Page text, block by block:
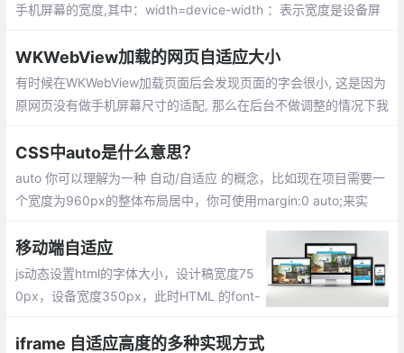
手机屏幕的宽度,其中：width=device-width ：表示宽度是设备屏
WKWebView加载的网页自适应大小
有时候在WKWebView加载页面后会发现页面的字会很小, 这是因为
原网页没有做手机屏幕尺寸的适配, 那么在后台不做调整的情况下我
CSS中auto是什么意思？
auto 你可以理解为一种 自动/自适应 的概念，比如现在项目需要一
个宽度为960px的整体布局居中，你可使用margin:0 auto;来实
移动端自适应
js动态设置html的字体大小，设计稿宽度75
0px，设备宽度350px，此时HTML 的font-
-size: 13.33vw，设置html的font-size并缩
iframe 自适应高度的多种实现方式